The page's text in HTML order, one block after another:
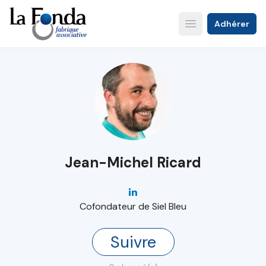
Aller
au
contenu
principal
Open main menu
Adhérer
Jean-Michel Ricard
Cofondateur de Siel Bleu
Suivre